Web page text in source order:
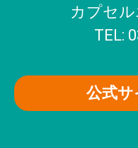
カプセ
TEL:
公式